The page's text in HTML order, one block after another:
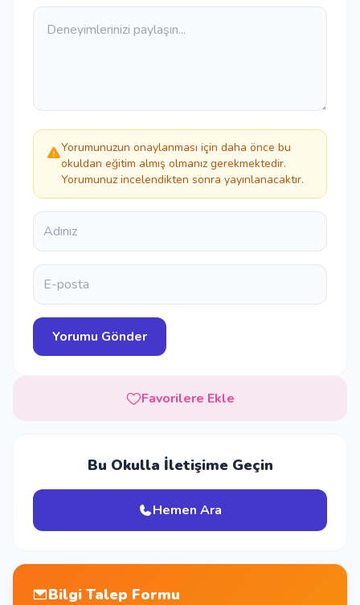
Yorumunuzun onaylanması için daha önce bu
okuldan eğitim almış olmanız gerekmektedir.
Yorumunuz incelendikten sonra yayınlanacaktır.
Favorilere Ekle
Bu Okulla İletişime Geçin
Hemen Ara
Bilgi Talep Formu